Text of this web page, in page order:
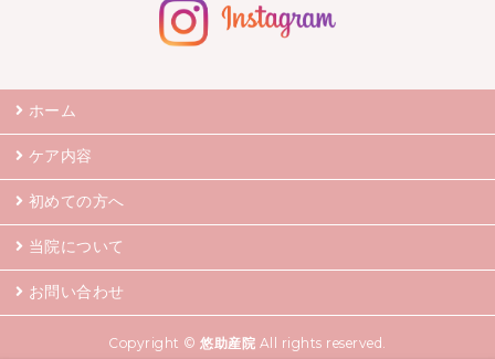
ホーム
ケア内容
初めての方へ
当院について
お問い合わせ
Copyright ©悠助産院 All rights reserved.